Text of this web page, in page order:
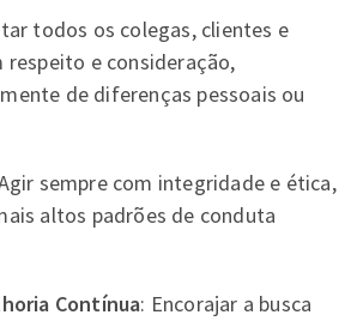
todos os colegas, clientes e
respeito e consideração,
de diferenças pessoais ou
sempre com integridade e ética,
altos padrões de conduta
Contínua: Encorajar a busca